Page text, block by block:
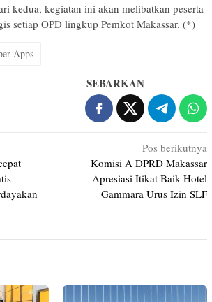
kedua, kegiatan ini akan melibatkan peserta
setiap OPD lingkup Pemkot Makassar. (*)
Apps
SEBARKAN
Pos berikutnya
Komisi A DPRD Makassar
Apresiasi Itikat Baik Hotel
Gammara Urus Izin SLF